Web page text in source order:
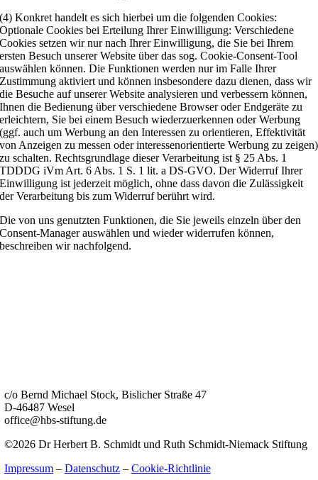
(4) Konkret handelt es sich hierbei um die folgenden Cookies:
Optionale Cookies bei Erteilung Ihrer Einwilligung: Verschiedene
Cookies setzen wir nur nach Ihrer Einwilligung, die Sie bei Ihrem
ersten Besuch unserer Website über das sog. Cookie-Consent-Tool
auswählen können. Die Funktionen werden nur im Falle Ihrer
Zustimmung aktiviert und können insbesondere dazu dienen, dass wir
die Besuche auf unserer Website analysieren und verbessern können,
Ihnen die Bedienung über verschiedene Browser oder Endgeräte zu
erleichtern, Sie bei einem Besuch wiederzuerkennen oder Werbung
(ggf. auch um Werbung an den Interessen zu orientieren, Effektivität
von Anzeigen zu messen oder interessenorientierte Werbung zu zeigen)
zu schalten. Rechtsgrundlage dieser Verarbeitung ist § 25 Abs. 1
TDDDG iVm Art. 6 Abs. 1 S. 1 lit. a DS-GVO. Der Widerruf Ihrer
Einwilligung ist jederzeit möglich, ohne dass davon die Zulässigkeit
der Verarbeitung bis zum Widerruf berührt wird.
Die von uns genutzten Funktionen, die Sie jeweils einzeln über den
Consent-Manager auswählen und wieder widerrufen können,
beschreiben wir nachfolgend.
c/o Bernd Michael Stock, Bislicher Straße 47
D-46487 Wesel
office@hbs-stiftung.de
©2026 Dr Herbert B. Schmidt und Ruth Schmidt-Niemack Stiftung
Impressum– Datenschutz– Cookie-Richtlinie